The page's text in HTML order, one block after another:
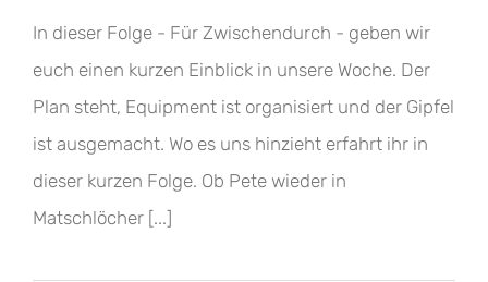
In dieser Folge - Für Zwischendurch - geben wir
euch einen kurzen Einblick in unsere Woche. Der
Plan steht, Equipment ist organisiert und der Gipfel
ist ausgemacht. Wo es uns hinzieht erfahrt ihr in
dieser kurzen Folge. Ob Pete wieder in
Matschlöcher [...]